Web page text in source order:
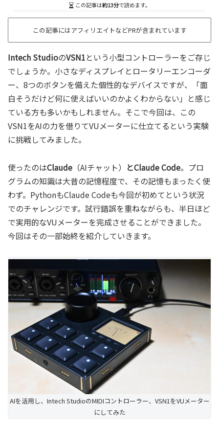
この記事は約13分で読めます。
この記事にはアフィリエイトなどPRが含まれています
Intech StudioのVSN1という小型コントローラーをご存じ
でしょうか。小さなディスプレイとロータリーエンコーダ
ー、8つのボタンを備えた個性的なデバイスですが、「面
白そうだけど何に使えばいいのかよくわからない」と感じ
ている方も多いかもしれません。そこで今回は、この
VSN1をAIの力を借りてVUメーターに仕立てるという実験
に挑戦してみました。
使ったのはClaude （AIチャット） とClaude Code。プロ
グラムの知識は大昔の記憶程度で、その記憶もまったく使
わず。PythonもClaude Codeも今回が初めてという状況
でのチャレンジです。試行錯誤を重ねながらも、半日ほど
で実用的なVUメーターを完成させることができました。
今回はその一部始終を紹介していきます。
AIを活用し、Intech StudioのMIDIコントローラー、VSN1をVUメーター
にしてみた